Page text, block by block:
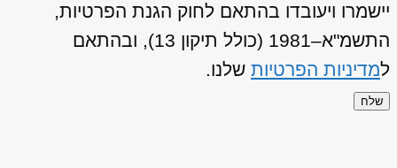
יישמרו ויעובדו בהתאם לחוק הגנת הפרטיות,
התשמ"א–1981 (כולל תיקון 13), ובהתאם
למדיניות הפרטיות שלנו.
שלח